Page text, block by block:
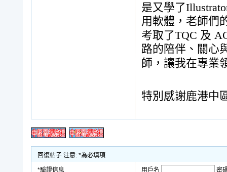
是又學了
用軟體，老師們
考取了 TQC 及
路的陪伴、關心
師，讓我在專業
特別感謝鹿港中
回復帖子 注意: *為必填項
*驗證信息 用戶名
密